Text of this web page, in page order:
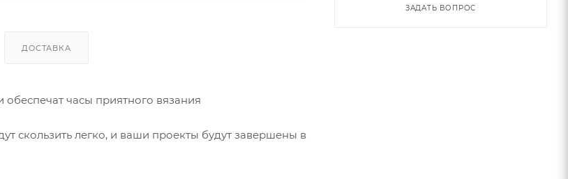
ДОСТАВКА
часы приятного вязания
скользить легко, и ваши проекты будут завершены в
ЗАДАТЬ ВОПРОС